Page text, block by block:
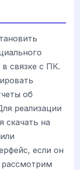
в связке с ПК.
об
реализации
скачать на
если он